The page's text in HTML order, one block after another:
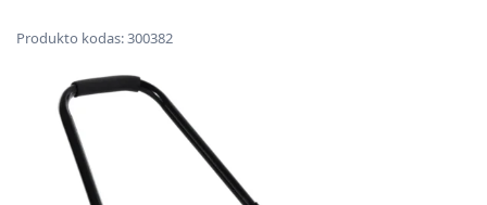
Produkto kodas:300382